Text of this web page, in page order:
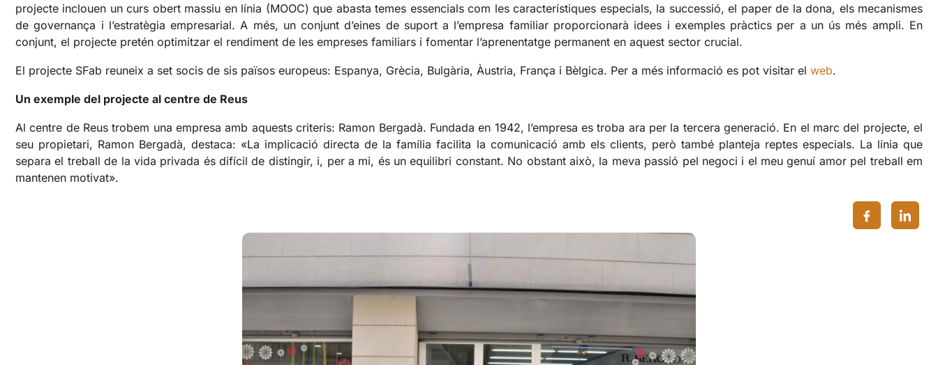
projecte inclouen un curs obert massiu en línia (MOOC) que abasta temes essencials com les característiques especials, la successió, el paper de la dona, els mecanismes
de governança i l’estratègia empresarial. A més, un conjunt d’eines de suport a l’empresa familiar proporcionarà idees i exemples pràctics per a un ús més ampli. En
conjunt, el projecte pretén optimitzar el rendiment de les empreses familiars i fomentar l’aprenentatge permanent en aquest sector crucial.
El projecte SFab reuneix a set socis de sis països europeus: Espanya, Grècia, Bulgària, Àustria, França i Bèlgica. Per a més informació es pot visitar el web.
Un exemple del projecte al centre de Reus
Al centre de Reus trobem una empresa amb aquests criteris: Ramon Bergadà. Fundada en 1942, l’empresa es troba ara per la tercera generació. En el marc del projecte, el
seu propietari, Ramon Bergadà, destaca: «La implicació directa de la família facilita la comunicació amb els clients, però també planteja reptes especials. La línia que
separa el treball de la vida privada és difícil de distingir, i, per a mi, és un equilibri constant. No obstant això, la meva passió pel negoci i el meu genuí amor pel treball em
mantenen motivat».